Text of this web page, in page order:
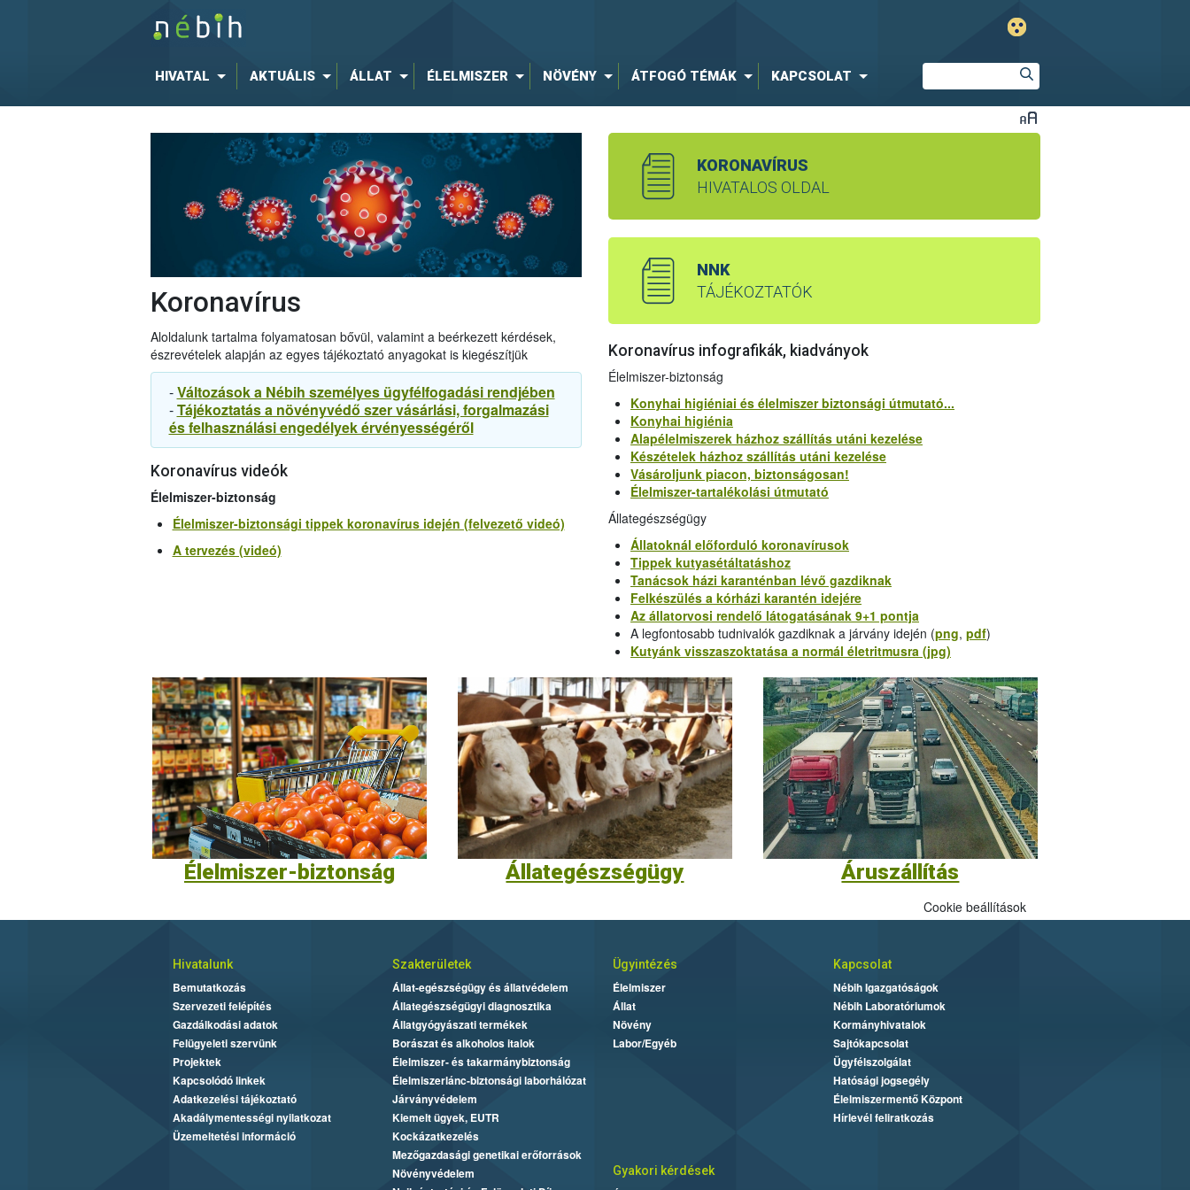
HIVATAL AKTUÁLIS ÁLLAT ÉLELMISZER NÖVÉNY ÁTFOGÓ TÉMÁK KAPCSOLAT
Koronavírus
Aloldalunk tartalma folyamatosan bővül, valamint a beérkezett kérdések,
észrevételek alapján az egyes tájékoztató anyagokat is kiegészítjük
-Változások a Nébih személyes ügyfélfogadási rendjében
-Tájékoztatás a növényvédő szer vásárlási, forgalmazási
és felhasználási engedélyek érvényességéről
Koronavírus videók
Élelmiszer-biztonság
Élelmiszer-biztonsági tippek koronavírus idején (felvezető videó)
A tervezés (videó)
KORONAVÍRUS
HIVATALOS OLDAL
NNK
TÁJÉKOZTATÓK
Koronavírus infografikák, kiadványok
Élelmiszer-biztonság
Konyhai higiéniai és élelmiszer biztonsági útmutató...
Konyhai higiénia
Alapélelmiszerek házhoz szállítás utáni kezelése
Készételek házhoz szállítás utáni kezelése
Vásároljunk piacon, biztonságosan!
Élelmiszer-tartalékolási útmutató
Állategészségügy
Állatoknál előforduló koronavírusok
Tippek kutyasétáltatáshoz
Tanácsok házi karanténban lévő gazdiknak
Felkészülés a kórházi karantén idejére
Az állatorvosi rendelő látogatásának 9+1 pontja
A legfontosabb tudnivalók gazdiknak a járvány idején (png, pdf)
Kutyánk visszaszoktatása a normál életritmusra (jpg)
Élelmiszer-biztonság Állategészségügy Áruszállítás
Cookie beállítások
Hivatalunk
Bemutatkozás
Szervezeti felépítés
Gazdálkodási adatok
Felügyeleti szervünk
Projektek
Kapcsolódó linkek
Adatkezelési tájékoztató
Akadálymentességi nyilatkozat
Üzemeltetési információ
Szakterületek
Állat-egészségügy és állatvédelem
Állategészségügyi diagnosztika
Állatgyógyászati termékek
Borászat és alkoholos italok
Élelmiszer- és takarmánybiztonság
Élelmiszerlánc-biztonsági laborhálózat
Járványvédelem
Kiemelt ügyek, EUTR
Kockázatkezelés
Mezőgazdasági genetikai erőforrások
Növényvédelem
Ügyintézés
Élelmiszer
Állat
Növény
Labor/Egyéb
Kapcsolat
Nébih Igazgatóságok
Nébih Laboratóriumok
Kormányhivatalok
Sajtókapcsolat
Ügyfélszolgálat
Hatósági jogsegély
Élelmiszermentő Központ
Hírlevél feliratkozás
Gyakori kérdések